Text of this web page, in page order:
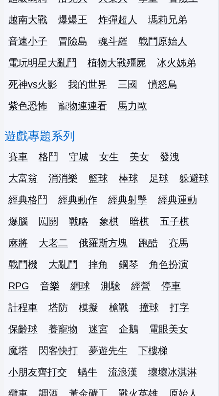
越南大戰
爆爆王 炸彈超人
瑪莉兄弟
音速小子
冒險島 魂斗羅
戰鬥原始人
電玩明星大亂鬥
植物大戰殭屍
冰火姊弟
死神vs火影
我的世界 三國
憤怒鳥
紫色恐怖
寵物連連看 馬力歐
遊戲專題系列
賽車 格鬥 守城 女生 美女
發洩
大富翁
消消樂 籃球 棒球 足球
躲避球
經典格鬥
經典動作 經典射擊
經典運動
爆腦
闖關 戰略 象棋 暗棋
五子棋
麻將
大老二 俄羅斯方塊 跑酷
賽馬
戰鬥機
大亂鬥 摔角 鋼琴
角色扮演
RPG
音樂 網球 測驗 經營
停車
計程車
塔防 模擬 槍戰 撞球
打字
保齡球
養寵物 迷宮 企鵝
電眼美女
魔塔
閃客快打 夢遊先生
下樓梯
小朋友齊打交
蝸牛 流浪漢
壞壞冰淇淋
纜車
調酒 黃金礦工 戰火英雄 原始人